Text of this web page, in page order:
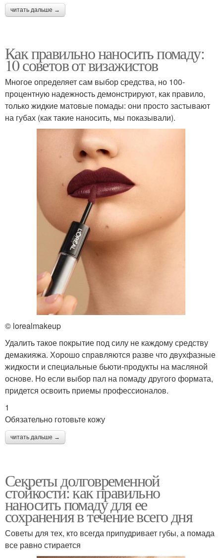
читать дальше →
Как правильно наносить помаду:
10 советов от визажистов
Многое определяет сам выбор средства, но 100-
процентную надежность демонстрируют, как правило,
только жидкие матовые помады: они просто застывают
на губах (как такие наносить, мы показывали).
© lorealmakeup
Удалить такое покрытие под силу не каждому средству
демакияжа. Хорошо справляются разве что двухфазные
жидкости и специальные бьюти-продукты на масляной
основе. Но если выбор пал на помаду другого формата,
придется освоить приемы профессионалов.
1
Обязательно готовьте кожу
читать дальше →
Секреты долговременной
стойкости: как правильно
наносить помаду для ее
сохранения в течение всего дня
Советы для тех, кто всегда припудривает губы, а помада
все равно стирается